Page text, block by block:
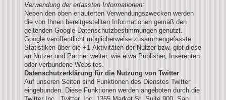
Verwendung der erfassten Informationen:
Neben den oben erläuterten Verwendungszwecken werden
die von Ihnen bereitgestellten Informationen gemäß den
geltenden Google-Datenschutzbestimmungen genutzt.
Google veröffentlicht möglicherweise zusammengefasste
Statistiken über die +1-Aktivitäten der Nutzer bzw. gibt diese
an Nutzer und Partner weiter, wie etwa Publisher, Inserenten
oder verbundene Websites.
Datenschutzerklärung für die Nutzung von Twitter
Auf unseren Seiten sind Funktionen des Dienstes Twitter
eingebunden. Diese Funktionen werden angeboten durch die